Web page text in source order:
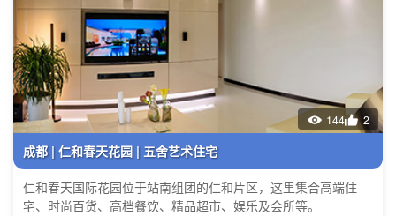
144 2
成都 | 仁和春天花园 | 五舍艺术住宅
仁和春天国际花园位于站南组团的仁和片区，这里集合高端住
宅、时尚百货、高档餐饮、精品超市、娱乐及会所等。